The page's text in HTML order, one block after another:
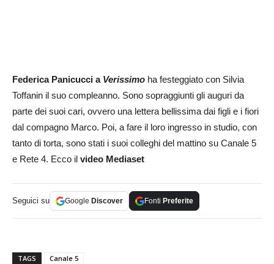
Federica Panicucci a Verissimo ha festeggiato con Silvia
Toffanin il suo compleanno. Sono sopraggiunti gli auguri da
parte dei suoi cari, ovvero una lettera bellissima dai figli e i fiori
dal compagno Marco. Poi, a fare il loro ingresso in studio, con
tanto di torta, sono stati i suoi colleghi del mattino su Canale 5
e Rete 4. Ecco il video Mediaset
Seguici su Google Discover Fonti Preferite
TAGS Canale 5